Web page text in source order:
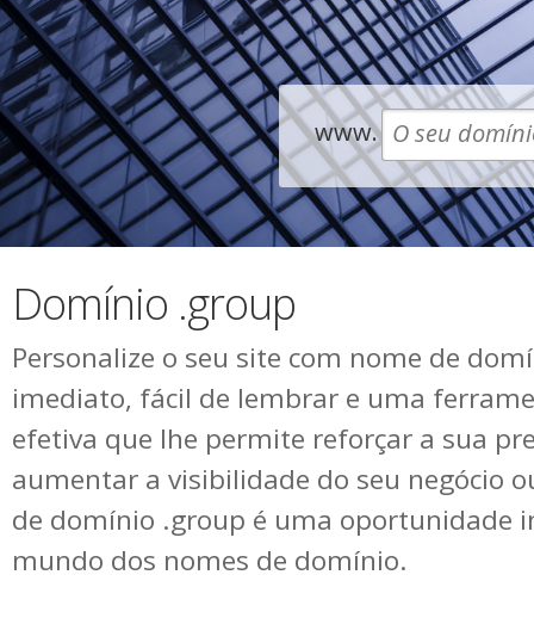
www.
Domínio .group
Personalize o seu site com nome de
imediato, fácil de lembrar e uma
efetiva que lhe permite reforçar a sua
aumentar a visibilidade do seu negócio
de domínio .group é uma oportunidade
mundo dos nomes de domínio.